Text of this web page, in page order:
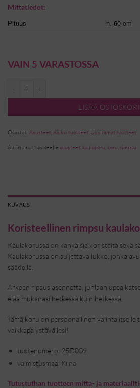
Mittatiedot:
Pituus n. 60 cm
VAIN 5 VARASTOSSA
LISÄÄ
Osastot: Asusteet, Kaikki tuotteet, Uusimmat tuotteet
Avainsanat tuotteelle asusteet, kaulakoru, koru, rimpsu
KUVAUS
Koristeellinen rimpsu
Kaulakorussa on kankaisia koristeita sekä
Kaulakorussa on suljettava lukko, jonka
säädellä.
Arkeen ripaus asennetta, juhlaan upea
elää mukanasi hetkessä kuin hetkessä.
Tämä koru on persoonallinen valinta itselle
vaikkapa ystävällesi!
tuotenumero: 25D009
valmistusmaa: Kiina
Tutustuthan tuotteen mitta- ja